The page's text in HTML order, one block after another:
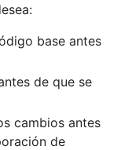
base antes
de que se
cambios antes
de